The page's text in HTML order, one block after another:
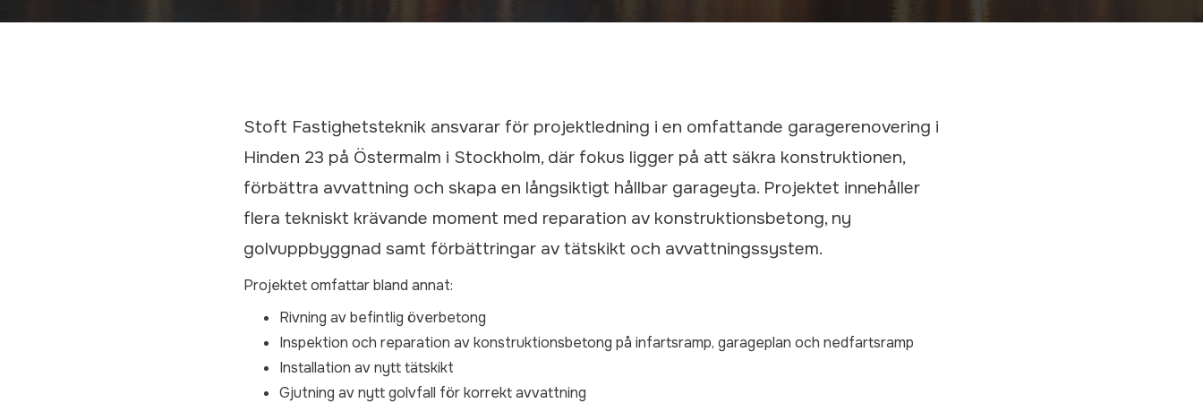
Stoft Fastighetsteknik ansvarar för projektledning i en omfattande garagerenovering i
Hinden 23 på Östermalm i Stockholm, där fokus ligger på att säkra konstruktionen,
förbättra avvattning och skapa en långsiktigt hållbar garageyta. Projektet innehåller
flera tekniskt krävande moment med reparation av konstruktionsbetong, ny
golvuppbyggnad samt förbättringar av tätskikt och avvattningssystem.
Projektet omfattar bland annat:
Rivning av befintlig överbetong
Inspektion och reparation av konstruktionsbetong på infartsramp, garageplan och nedfartsramp
Installation av nytt tätskikt
Gjutning av nytt golvfall för korrekt avvattning